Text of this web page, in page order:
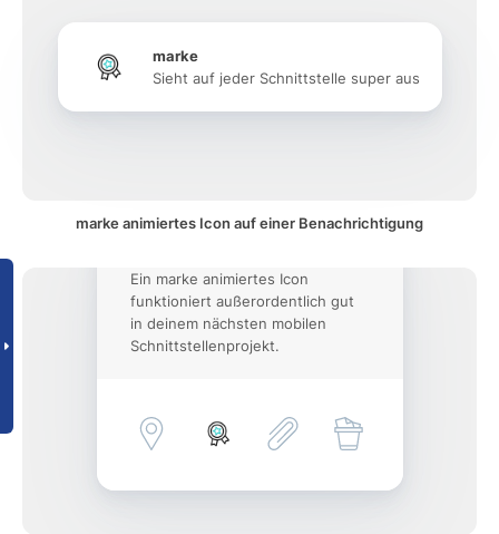
marke
Sieht auf jeder Schnittstelle super aus
marke animiertes Icon auf einer Benachrichtigung
Ein marke animiertes Icon
funktioniert außerordentlich gut
in deinem nächsten mobilen
Schnittstellenprojekt.